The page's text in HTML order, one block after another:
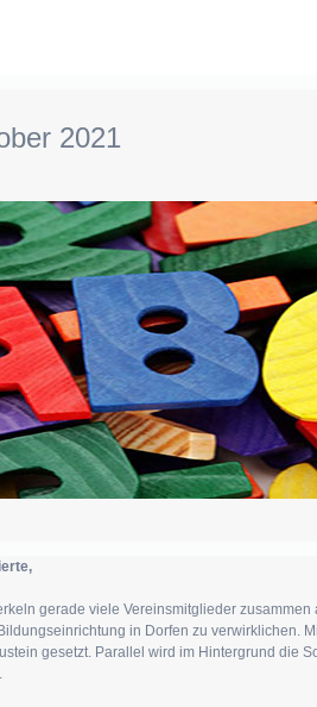
2021
gerade viele Vereinsmitglieder zusammen
in Dorfen zu verwirklichen.
gesetzt. Parallel wird im Hintergrund die